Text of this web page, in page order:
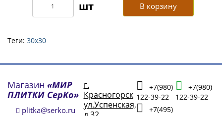
В корзину
Теги: 30х30
Магазин «МИР
ПЛИТКИ СерКо»
plitka@serko.ru
г.
Красногорск
ул.Успенская,
+7(980)
122-39-22
+7(495)
+7(980)
122-39-22